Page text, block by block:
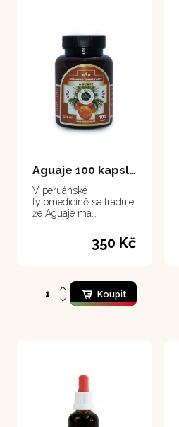
Aguaje 100 kapsle
V peruánské
fytomedicíně se traduje,
že Aguaje má
350 Kč
Koupit